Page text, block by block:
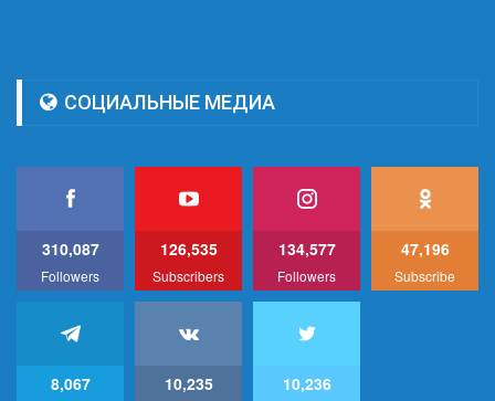
СОЦИАЛЬНЫЕ МЕДИА
310,087
Followers
126,535
Subscribers
134,577
Followers
47,196
Subscribe
8,067 10,235 10,236